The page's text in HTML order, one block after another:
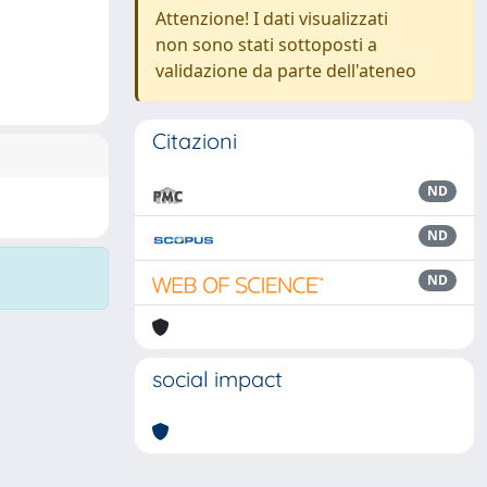
Attenzione! I dati visualizzati
non sono stati sottoposti a
validazione da parte dell'ateneo
Citazioni
ND
ND
ND
social impact